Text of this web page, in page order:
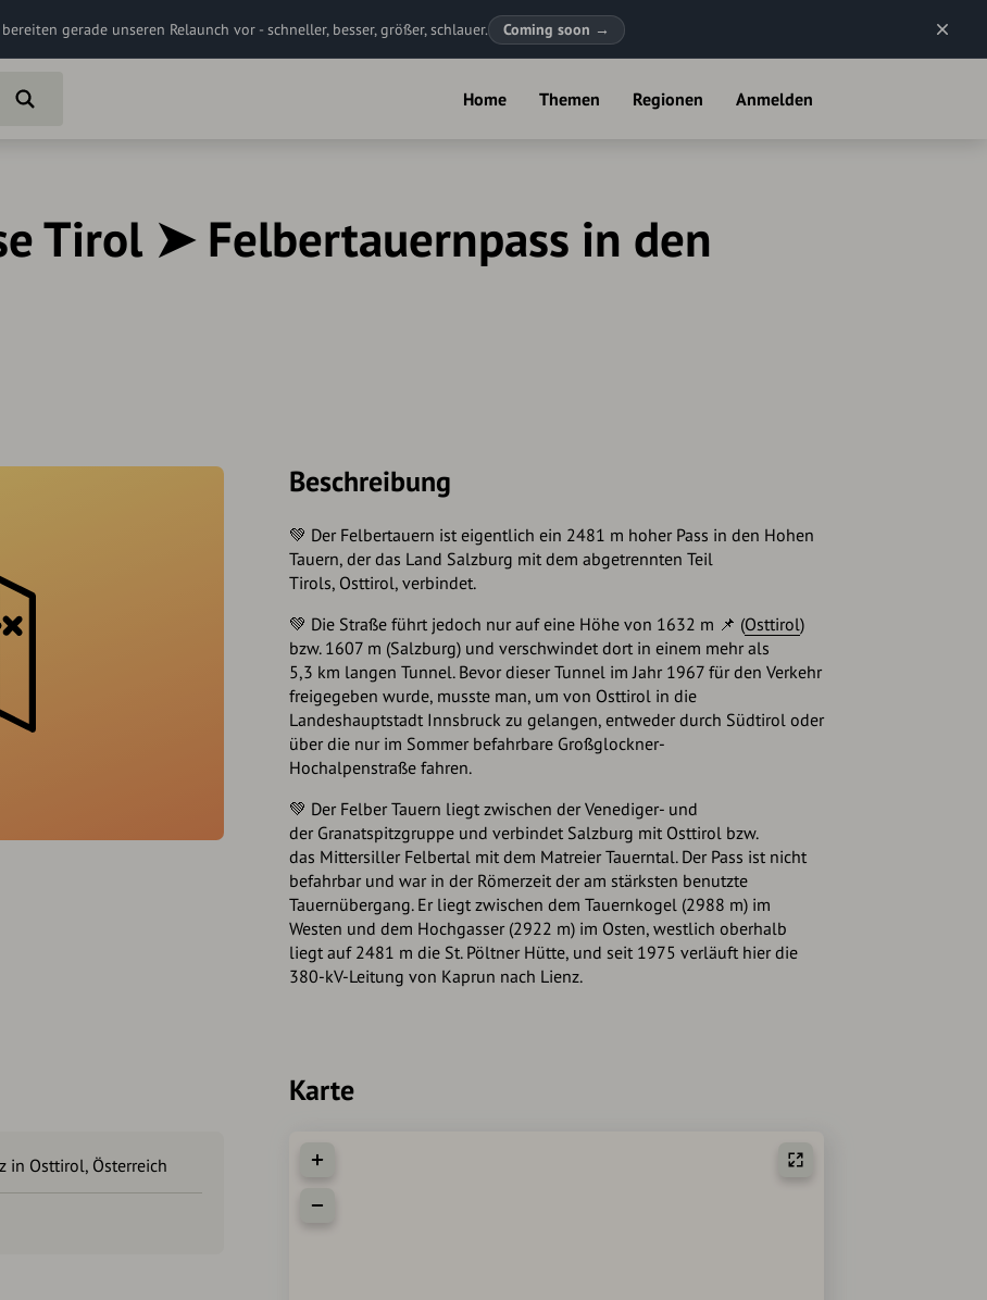
gerade unseren Relaunch vor - schneller, besser, größer, schlauer. Coming soon →
Home Themen Regionen Anmelden
Tirol ➤ Felbertauernpass in den
Beschreibung
💚 Der Felbertauern ist eigentlich ein 2481 m hoher Pass in den Hohen
Tauern, der das Land Salzburg mit dem abgetrennten Teil
Tirols, Osttirol, verbindet.
💚 Die Straße führt jedoch nur auf eine Höhe von 1632 m 📌 (Osttirol)
bzw. 1607 m (Salzburg) und verschwindet dort in einem mehr als
5,3 km langen Tunnel. Bevor dieser Tunnel im Jahr 1967 für den Verkehr
freigegeben wurde, musste man, um von Osttirol in die
Landeshauptstadt Innsbruck zu gelangen, entweder durch Südtirol oder
über die nur im Sommer befahrbare Großglockner-
Hochalpenstraße fahren.
💚 Der Felber Tauern liegt zwischen der Venediger- und
der Granatspitzgruppe und verbindet Salzburg mit Osttirol bzw.
das Mittersiller Felbertal mit dem Matreier Tauerntal. Der Pass ist nicht
befahrbar und war in der Römerzeit der am stärksten benutzte
Tauernübergang. Er liegt zwischen dem Tauernkogel (2988 m) im
Westen und dem Hochgasser (2922 m) im Osten, westlich oberhalb
liegt auf 2481 m die St. Pöltner Hütte, und seit 1975 verläuft hier die
380-kV-Leitung von Kaprun nach Lienz.
in Osttirol, Österreich
Karte